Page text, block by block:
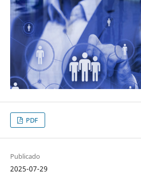
PDF
Publicado
2025-07-29